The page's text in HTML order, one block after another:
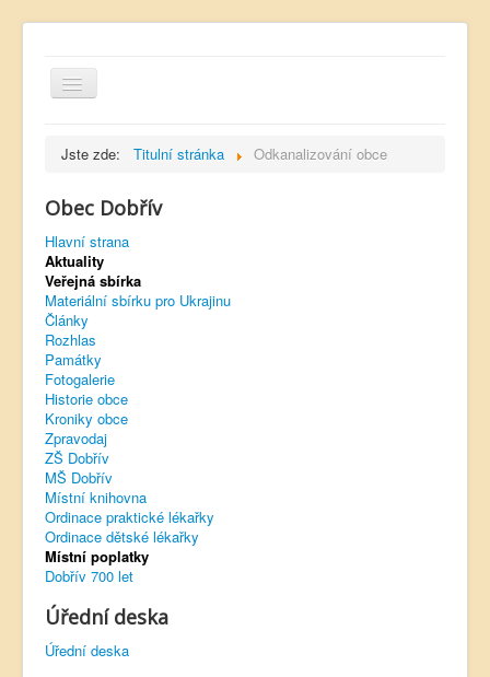
Kontakt
Úřední deska
Dobřívský zpravodaj
Rozhlas
Sokol Dobřív
Ubytování
Obec Pavlovsko
Virtuální prohlídka
Jste zde: Titulní stránka Odkanalizování obce
Obec Dobřív
Hlavní strana
Aktuality
Veřejná sbírka
Materiální sbírku pro Ukrajinu
Články
Rozhlas
Památky
Fotogalerie
Historie obce
Kroniky obce
Zpravodaj
ZŠ Dobřív
MŠ Dobřív
Místní knihovna
Ordinace praktické lékařky
Ordinace dětské lékařky
Místní poplatky
Dobřív 700 let
Úřední deska
Úřední deska